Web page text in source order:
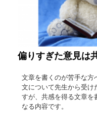
偏りすぎた意見は
文章を書くのが苦手な方
文について先生から受け
すが、共感を得る文章を
なる内容です。